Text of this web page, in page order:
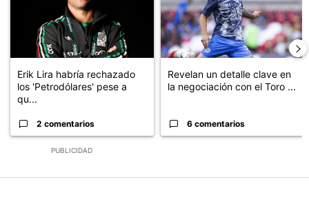
PUBLICIDAD
Erik Lira habría rechazado
los 'Petrodólares' pese a
qu...
2 comentarios
Revelan un detalle clave en
la negociación con el Toro ...
6 comentarios